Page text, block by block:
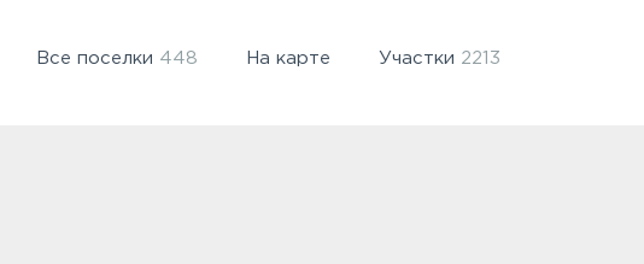
Все поселки 448 На карте Участки 2213